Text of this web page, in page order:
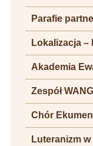
Parafie
Lokalizacja –
Akademia
Zespół WANG
Chór
Luteranizm